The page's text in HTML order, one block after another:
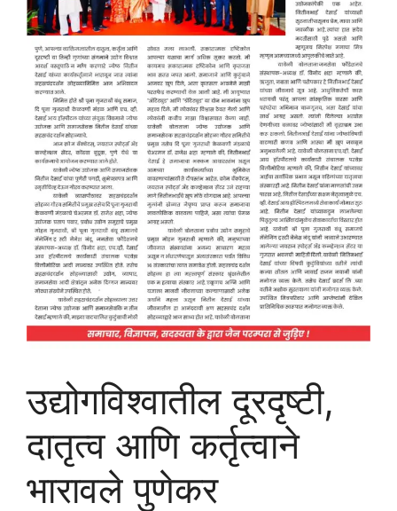
उद्योगविश्वातील दूरदृष्टी,
दातृत्व आणि कर्तृत्वाने
भारावले पुणेकर